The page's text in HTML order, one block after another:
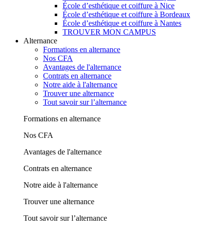
École d’esthétique et coiffure à Nice
École d’esthétique et coiffure à Bordeaux
École d’esthétique et coiffure à Nantes
TROUVER MON CAMPUS
Alternance
Formations en alternance
Nos CFA
Avantages de l'alternance
Contrats en alternance
Notre aide à l'alternance
Trouver une alternance
Tout savoir sur l’alternance
Formations en alternance
Nos CFA
Avantages de l'alternance
Contrats en alternance
Notre aide à l'alternance
Trouver une alternance
Tout savoir sur l’alternance